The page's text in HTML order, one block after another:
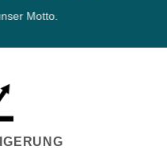
Motto.